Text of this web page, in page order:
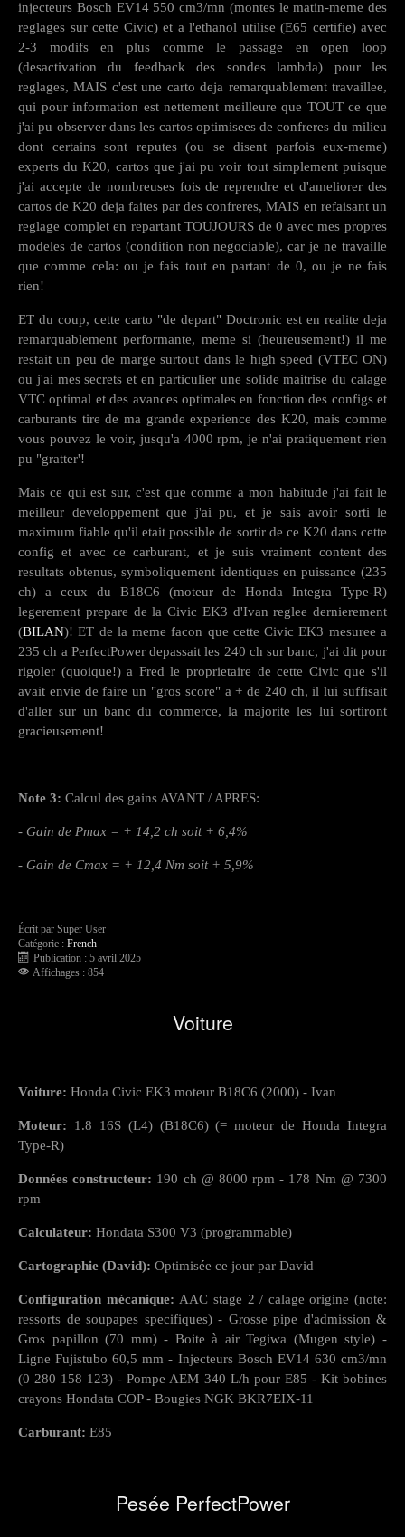
injecteurs Bosch EV14 550 cm3/mn (montes le matin-meme des
reglages sur cette Civic) et a l'ethanol utilise (E65 certifie) avec
2-3 modifs en plus comme le passage en open loop
(desactivation du feedback des sondes lambda) pour les
reglages, MAIS c'est une carto deja remarquablement travaillee,
qui pour information est nettement meilleure que TOUT ce que
j'ai pu observer dans les cartos optimisees de confreres du milieu
dont certains sont reputes (ou se disent parfois eux-meme)
experts du K20, cartos que j'ai pu voir tout simplement puisque
j'ai accepte de nombreuses fois de reprendre et d'ameliorer des
cartos de K20 deja faites par des confreres, MAIS en refaisant un
reglage complet en repartant TOUJOURS de 0 avec mes propres
modeles de cartos (condition non negociable), car je ne travaille
que comme cela: ou je fais tout en partant de 0, ou je ne fais
rien!
ET du coup, cette carto "de depart" Doctronic est en realite deja
remarquablement performante, meme si (heureusement!) il me
restait un peu de marge surtout dans le high speed (VTEC ON)
ou j'ai mes secrets et en particulier une solide maitrise du calage
VTC optimal et des avances optimales en fonction des configs et
carburants tire de ma grande experience des K20, mais comme
vous pouvez le voir, jusqu'a 4000 rpm, je n'ai pratiquement rien
pu "gratter'!
Mais ce qui est sur, c'est que comme a mon habitude j'ai fait le
meilleur developpement que j'ai pu, et je sais avoir sorti le
maximum fiable qu'il etait possible de sortir de ce K20 dans cette
config et avec ce carburant, et je suis vraiment content des
resultats obtenus, symboliquement identiques en puissance (235
ch) a ceux du B18C6 (moteur de Honda Integra Type-R)
legerement prepare de la Civic EK3 d'Ivan reglee dernierement
(BILAN)! ET de la meme facon que cette Civic EK3 mesuree a
235 ch a PerfectPower depassait les 240 ch sur banc, j'ai dit pour
rigoler (quoique!) a Fred le proprietaire de cette Civic que s'il
avait envie de faire un "gros score" a + de 240 ch, il lui suffisait
d'aller sur un banc du commerce, la majorite les lui sortiront
gracieusement!
Note 3: Calcul des gains AVANT / APRES:
- Gain de Pmax = + 14,2 ch soit + 6,4%
- Gain de Cmax = + 12,4 Nm soit + 5,9%
Écrit par Super User
Catégorie : French
Publication : 5 avril 2025
Affichages : 854
Voiture
Voiture: Honda Civic EK3 moteur B18C6 (2000) - Ivan
Moteur: 1.8 16S (L4) (B18C6) (= moteur de Honda Integra
Type-R)
Données constructeur: 190 ch @ 8000 rpm - 178 Nm @ 7300
rpm
Calculateur: Hondata S300 V3 (programmable)
Cartographie (David): Optimisée ce jour par David
Configuration mécanique: AAC stage 2 / calage origine (note:
ressorts de soupapes specifiques) - Grosse pipe d'admission &
Gros papillon (70 mm) - Boite à air Tegiwa (Mugen style) -
Ligne Fujistubo 60,5 mm - Injecteurs Bosch EV14 630 cm3/mn
(0 280 158 123) - Pompe AEM 340 L/h pour E85 - Kit bobines
crayons Hondata COP - Bougies NGK BKR7EIX-11
Carburant: E85
Pesée PerfectPower